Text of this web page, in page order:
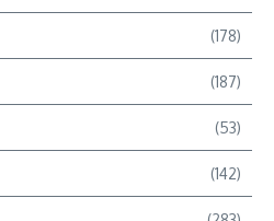
(178)
(187)
(53)
(142)